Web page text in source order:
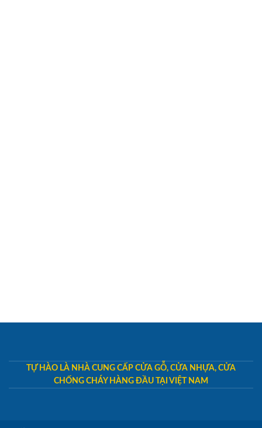
TỰ HÀO LÀ NHÀ CUNG CẤP CỬA GỖ, CỬA NHỰA, CỬA
CHỐNG CHÁY HÀNG ĐẦU TẠI VIỆT NAM